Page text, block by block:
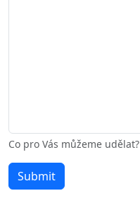
Co pro Vás můžeme udělat?
Leave
this
Submit